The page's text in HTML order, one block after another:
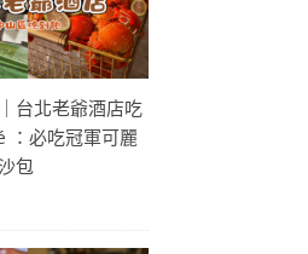
台北老爺酒店吃
：必吃冠軍可麗
包